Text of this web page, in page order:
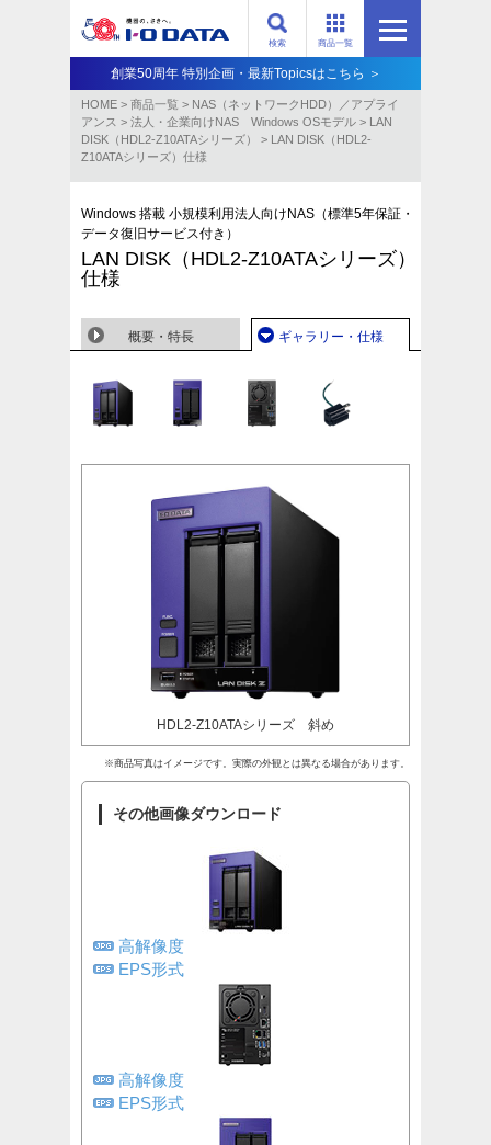
商品一覧
検索
創業50周年 特別企画・最新Topicsはこちら ＞
HOME > 商品一覧 > NAS（ネットワークHDD）／アプライ
アンス​ > 法人・企業向けNAS Windows OSモデル > LAN
DISK（HDL2-Z10ATAシリーズ）
> LAN DISK（HDL2-
Z10ATAシリーズ）仕様
Windows 搭載 小規模利用法人向けNAS（標準5年保証・
データ復旧サービス付き）
LAN DISK（HDL2-Z10ATAシリーズ）
仕様
概要・特長 ギャラリー・仕様
HDL2-Z10ATAシリーズ 斜め
※商品写真はイメージです。実際の外観とは異なる場合があります。
その他画像ダウンロード
高解像度
EPS形式
高解像度
EPS形式